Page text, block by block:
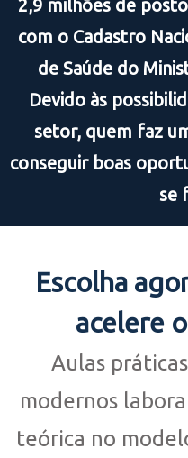
2,9 milhões de
com o Cadastro
de Saúde do
Devido às
setor, quem faz
conseguir boas
se
Escolha
acelere
Aulas
modernos
teórica no